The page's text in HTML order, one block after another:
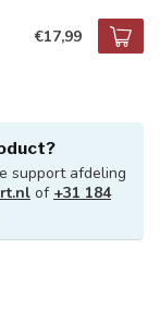
€17,99
support afdeling
of +31 184